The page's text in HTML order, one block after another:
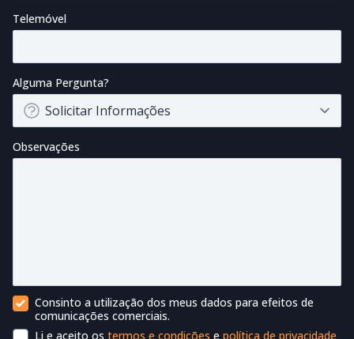
Telemóvel
Alguma Pergunta?
Observações
Contacto Comercial
Consinto a utilização dos meus dados para efeitos de
comunicações comerciais.
Li e aceito os termos e condições e política de privacidade